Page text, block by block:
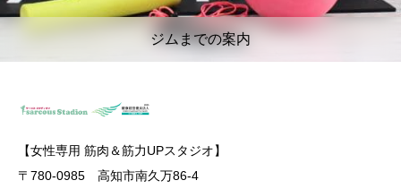
ジムまでの案内
【女性専用 筋肉＆筋力UPスタジオ】
〒780-0985 高知市南久万86-4